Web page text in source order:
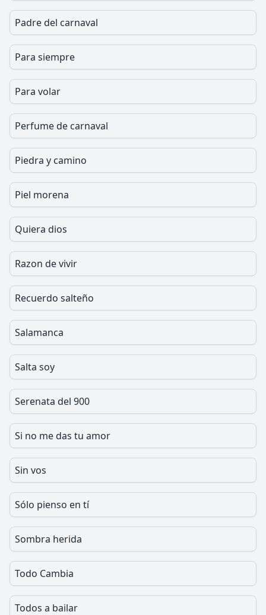
Padre del carnaval
Para siempre
Para volar
Perfume de carnaval
Piedra y camino
Piel morena
Quiera dios
Razon de vivir
Recuerdo salteño
Salamanca
Salta soy
Serenata del 900
Si no me das tu amor
Sin vos
Sólo pienso en tí
Sombra herida
Todo Cambia
Todos a bailar